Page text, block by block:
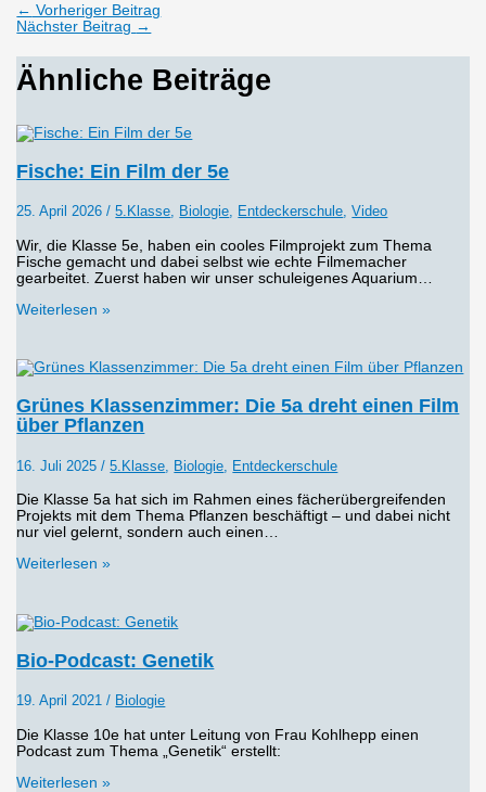
← Vorheriger Beitrag
Nächster Beitrag →
Ähnliche Beiträge
Fische: Ein Film der 5e
25. April 2026/5.Klasse, Biologie, Entdeckerschule,Video
Wir, die Klasse 5e, haben ein cooles Filmprojekt zum Thema
Fische gemacht und dabei selbst wie echte Filmemacher
gearbeitet. Zuerst haben wir unser schuleigenes Aquarium…
Weiterlesen »
Grünes Klassenzimmer: Die 5a dreht einen Film
über Pflanzen
16. Juli 2025/5.Klasse Biologie Entdeckerschule
Die Klasse 5a hat sich im Rahmen eines fächerübergreifenden
Projekts mit dem Thema Pflanzen beschäftigt – und dabei nicht
nur viel gelernt, sondern auch einen…
Weiterlesen »
Bio-Podcast: Genetik
19. April 2021/ Biologie
Die Klasse 10e hat unter Leitung von Frau Kohlhepp einen
Podcast zum Thema „Genetik“ erstellt:
Weiterlesen »